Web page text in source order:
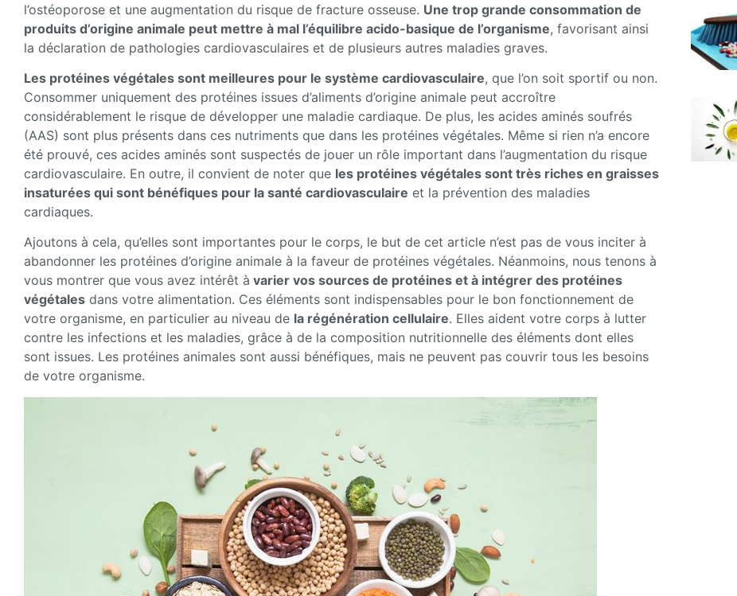
l’ostéoporose et une augmentation du risque de fracture osseuse. Une trop grande consommation de
produits d’origine animale peut mettre à mal l’équilibre acido-basique de l’organisme, favorisant ainsi
la déclaration de pathologies cardiovasculaires et de plusieurs autres maladies graves.
Les protéines végétales sont meilleures pour le système cardiovasculaire, que l’on soit sportif ou non.
Consommer uniquement des protéines issues d’aliments d’origine animale peut accroître
considérablement le risque de développer une maladie cardiaque. De plus, les acides aminés soufrés
(AAS) sont plus présents dans ces nutriments que dans les protéines végétales. Même si rien n’a encore
été prouvé, ces acides aminés sont suspectés de jouer un rôle important dans l’augmentation du risque
cardiovasculaire. En outre, il convient de noter que les protéines végétales sont très riches en graisses
insaturées qui sont bénéfiques pour la santé cardiovasculaire et la prévention des maladies
cardiaques.
Ajoutons à cela, qu’elles sont importantes pour le corps, le but de cet article n’est pas de vous inciter à
abandonner les protéines d’origine animale à la faveur de protéines végétales. Néanmoins, nous tenons à
vous montrer que vous avez intérêt à varier vos sources de protéines et à intégrer des protéines
végétales dans votre alimentation. Ces éléments sont indispensables pour le bon fonctionnement de
votre organisme, en particulier au niveau de la régénération cellulaire. Elles aident votre corps à lutter
contre les infections et les maladies, grâce à de la composition nutritionnelle des éléments dont elles
sont issues. Les protéines animales sont aussi bénéfiques, mais ne peuvent pas couvrir tous les besoins
de votre organisme.